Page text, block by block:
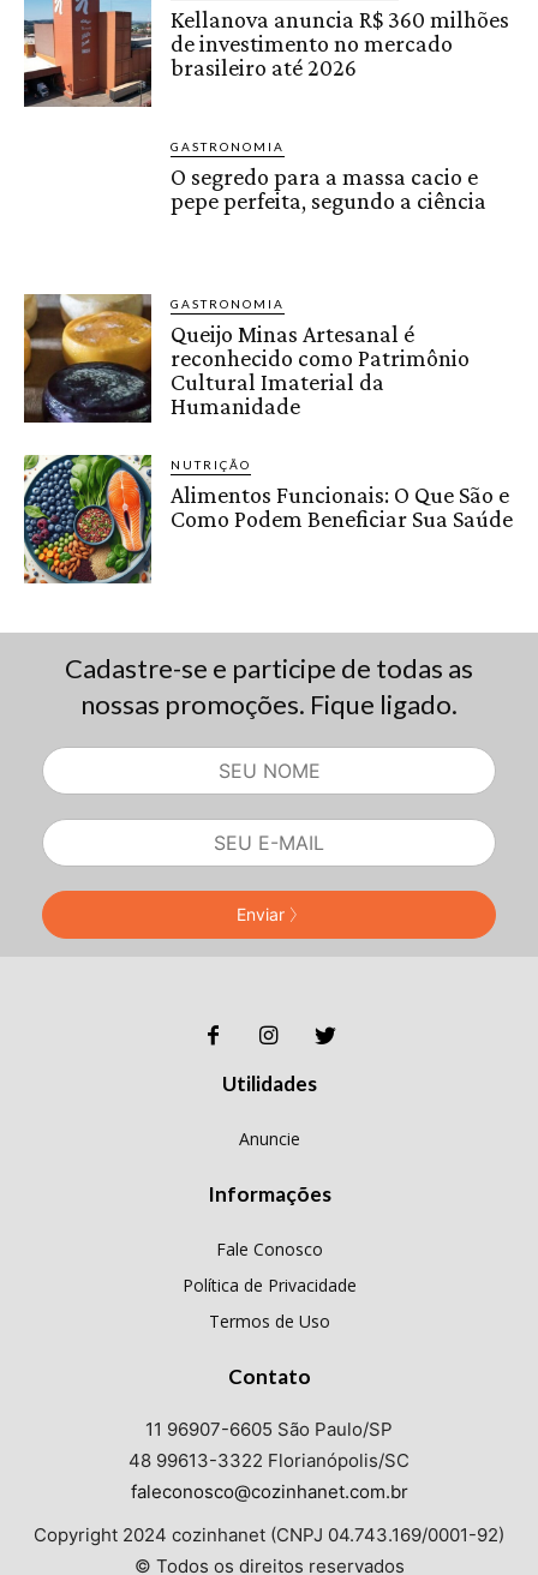
Kellanova anuncia R$ 360 milhões
de investimento no mercado
brasileiro até 2026
GASTRONOMIA
O segredo para a massa cacio e
pepe perfeita, segundo a ciência
GASTRONOMIA
Queijo Minas Artesanal é
reconhecido como Patrimônio
Cultural Imaterial da
Humanidade
NUTRIÇÃO
Alimentos Funcionais: O Que São e
Como Podem Beneficiar Sua Saúde
Cadastre-se e participe de todas as
nossas promoções. Fique ligado.
Enviar
Utilidades
Anuncie
Informações
Fale Conosco
Política de Privacidade
Termos de Uso
Contato
11 96907-6605 São Paulo/SP
48 99613-3322 Florianópolis/SC
faleconosco@cozinhanet.com.br
Copyright 2024 cozinhanet (CNPJ 04.743.169/0001-92)
© Todos os direitos reservados